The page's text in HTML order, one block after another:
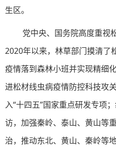
生区。
党中央、国务院高度重视
2020年以来，林草部门摸清了
疫情落到森林小班并实现精细
进松材线虫病疫情防控科技攻
入“十四五”国家重点研发专项
访，加强秦岭、泰山、黄山等
治，推动东北、黄山、秦岭等